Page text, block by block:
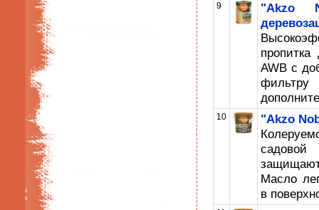
9
"Akzo
AWB с
фильтру
10
"Akzo
Масло
в